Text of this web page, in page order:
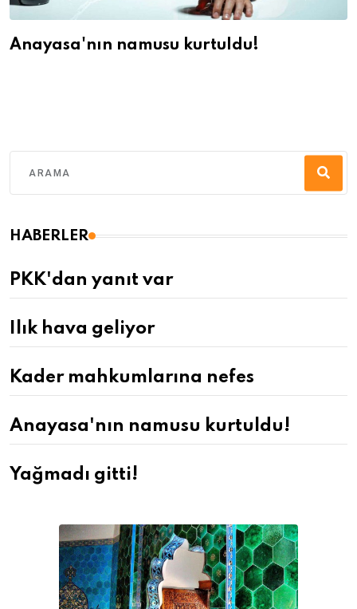
Anayasa'nın namusu kurtuldu!
HABERLER
PKK'dan yanıt var
Ilık hava geliyor
Kader mahkumlarına nefes
Anayasa'nın namusu kurtuldu!
Yağmadı gitti!